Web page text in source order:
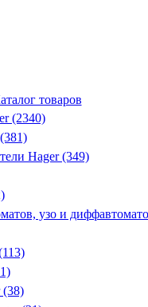
товаров
(2340)
Hager (349)
узо и
(38)